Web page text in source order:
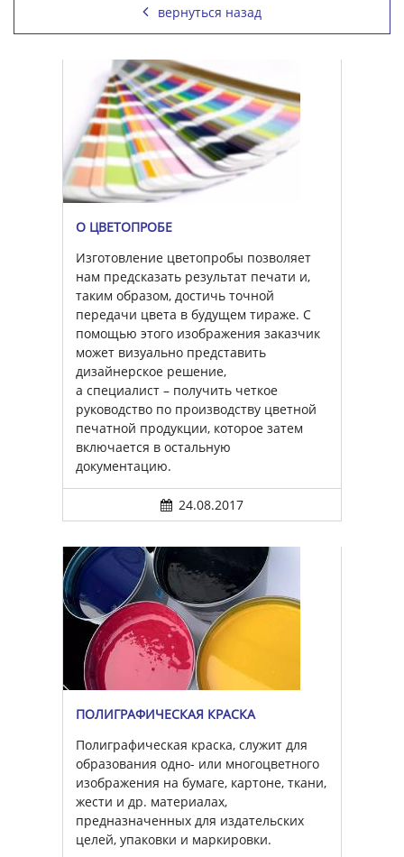
вернуться назад
О ЦВЕТОПРОБЕ
Изготовление цветопробы позволяет
нам предсказать результат печати и,
таким образом, достичь точной
передачи цвета в будущем тираже. С
помощью этого изображения заказчик
может визуально представить
дизайнерское решение,
а специалист – получить четкое
руководство по производству цветной
печатной продукции, которое затем
включается в остальную
документацию.
24.08.2017
ПОЛИГРАФИЧЕСКАЯ КРАСКА
Полиграфическая краска, служит для
образования одно- или многоцветного
изображения на бумаге, картоне, ткани,
жести и др. материалах,
предназначенных для издательских
целей, упаковки и маркировки.